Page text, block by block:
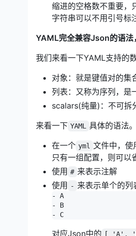
缩进的空格数不重要，
字符串可以不用引号标
YAML完全兼容Json的语
我们来看一下YAML支持的
对象：就是键值对的集
列表：又称为序列，是
scalars(纯量)：不可拆
来看一下 YAML
具体的语法。
在一个 yml 文件中，使
只有一组配置，则可以
使用 # 来表示注解
使用 - 来表示单个的列
- A
- B
对应Json中的 [ 'A',